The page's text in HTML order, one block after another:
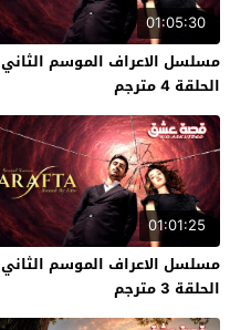
01:05:30
مسلسل الاعراف الموسم الثاني
الحلقة 4 مترجم
01:01:25
مسلسل الاعراف الموسم الثاني
الحلقة 3 مترجم